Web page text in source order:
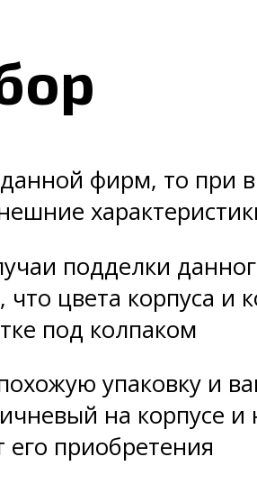
данной фирм, то
подделки
цвета корпуса и
под колпаком
упаковку и
на корпусе
его приобретения